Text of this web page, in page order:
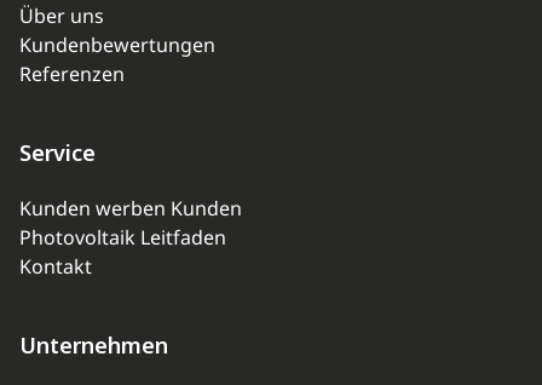
Über uns
Kundenbewertungen
Referenzen
Service
Kunden werben Kunden
Photovoltaik Leitfaden
Kontakt
Unternehmen